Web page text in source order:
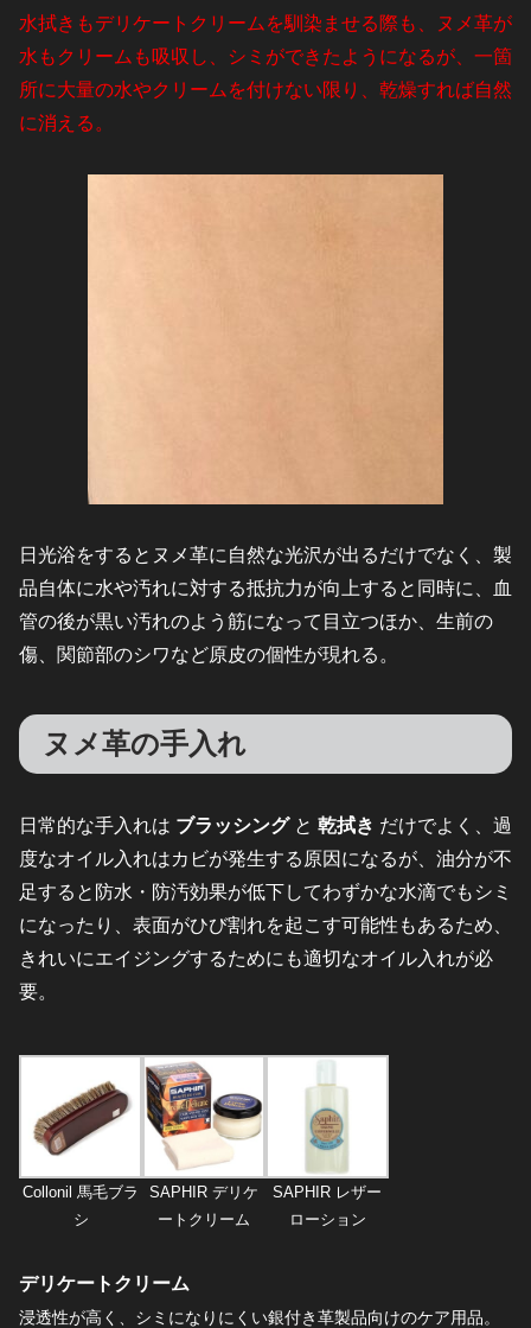
水拭きもデリケートクリームを馴染ませる際も、ヌメ革が
水もクリームも吸収し、シミができたようになるが、一箇
所に大量の水やクリームを付けない限り、乾燥すれば自然
に消える。
日光浴をするとヌメ革に自然な光沢が出るだけでなく、製
品自体に水や汚れに対する抵抗力が向上すると同時に、血
管の後が黒い汚れのよう筋になって目立つほか、生前の
傷、関節部のシワなど原皮の個性が現れる。
ヌメ革の手入れ
日常的な手入れは ブラッシングと 乾拭き だけでよく、過
度なオイル入れはカビが発生する原因になるが、油分が不
足すると防水・防汚効果が低下してわずかな水滴でもシミ
になったり、表面がひび割れを起こす可能性もあるため、
きれいにエイジングするためにも適切なオイル入れが必
要。
Collonil 馬毛ブラ
シ
SAPHIR デリケ
ートクリーム
SAPHIR レザー
ローション
デリケートクリーム
浸透性が高く、シミになりにくい銀付き革製品向けのケア用品。